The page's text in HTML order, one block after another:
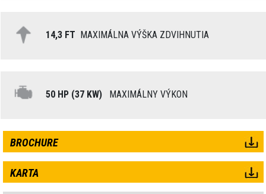
14,3 FT MAXIMÁLNA VÝŠKA ZDVIHNUTIA
50 HP (37 KW) MAXIMÁLNY VÝKON
BROCHURE
KARTA